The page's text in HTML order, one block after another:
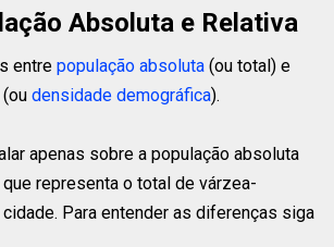
Absoluta e Relativa
entrepopulação absoluta (ou total) e
(oudensidade demográfica).
apenas sobre a população absoluta
que representa o total de várzea-
Para entender as diferenças siga